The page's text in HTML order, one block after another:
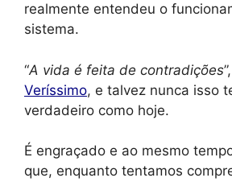
realmente entendeu o
sistema.
“A vida é feita de contradições
Veríssimo, e talvez nunca isso
verdadeiro como hoje.
É engraçado e ao mesmo
que, enquanto tentamos